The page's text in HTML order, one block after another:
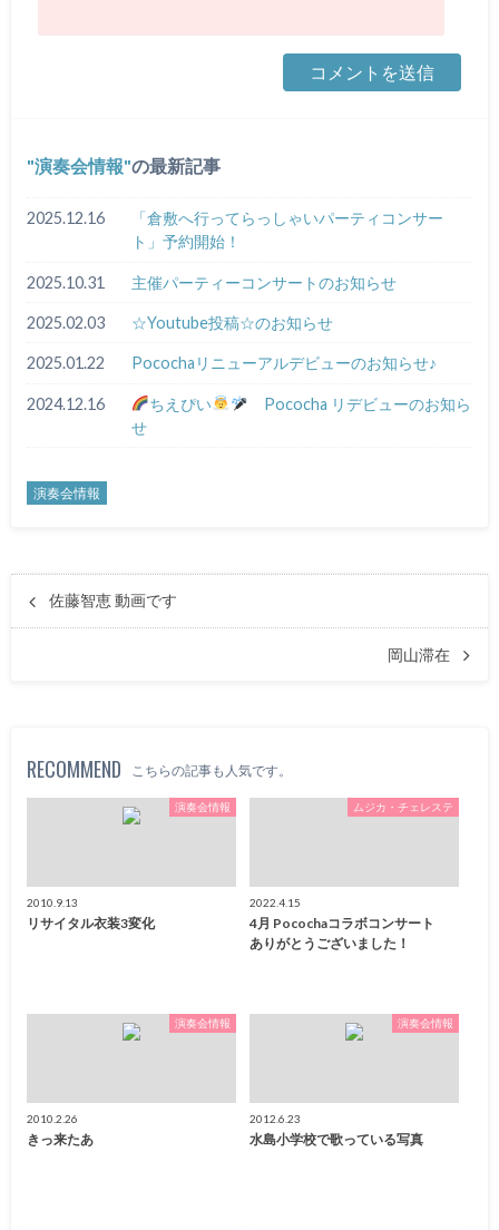
演奏会情報 の最新記事
2025.12.16
「倉敷へ行ってらっしゃいパーティコンサー
ト」予約開始！
2025.10.31 主催パーティーコンサートのお知らせ
2025.02.03 ☆Youtube投稿☆のお知らせ
2025.01.22 Pocochaリニューアルデビューのお知らせ♪
2024.12.16 ちえぴい
Pococha リデビューのお知ら
せ
演奏会情報
佐藤智恵 動画です
岡山滞在
RECOMMEND こちらの記事も人気です。
演奏会情報
2010.9.13
リサイタル衣装3変化
ムジカ・チェレステ
2022.4.15
4月 Pocochaコラボコンサート
ありがとうございました！
演奏会情報
2010.2.26
きっ来たあ
演奏会情報
2012.6.23
水島小学校で歌っている写真